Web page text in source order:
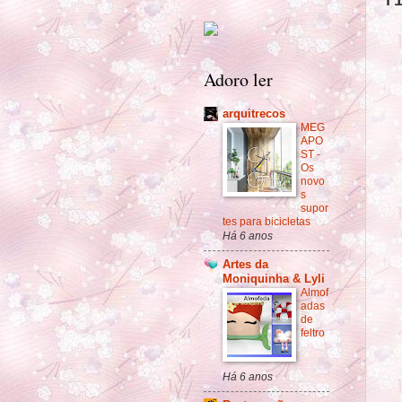
Adoro ler
arquitrecos
MEG
APO
ST -
Os
novo
s
supor
tes para bicicletas
Há 6 anos
Artes da
Moniquinha & Lyli
Almof
adas
de
feltro
Há 6 anos